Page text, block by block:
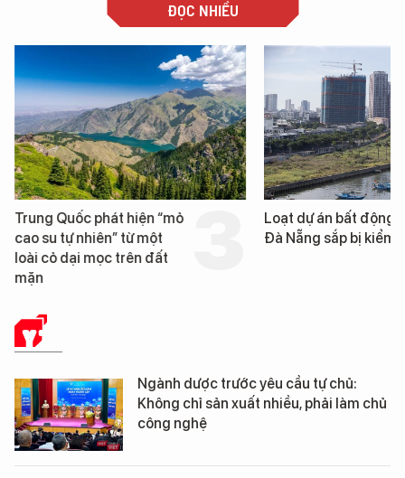
ĐỌC NHIỀU
Trung Quốc phát hiện “mỏ
cao su tự nhiên” từ một
loài cỏ dại mọc trên đất
mặn
Loạt dự án bất động
Đà Nẵng sắp bị kiểm
Y TẾ
Ngành dược trước yêu cầu tự chủ:
Không chỉ sản xuất nhiều, phải làm chủ
công nghệ